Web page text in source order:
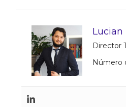
Lucian
Director
Número